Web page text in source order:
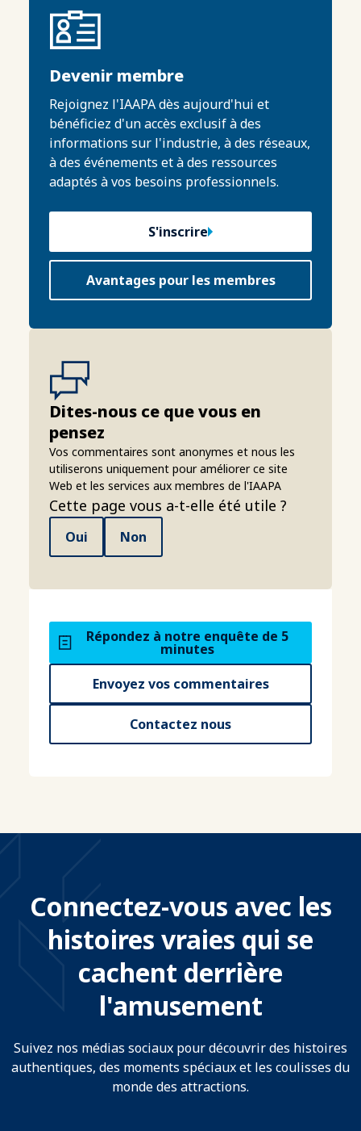
Devenir membre
Rejoignez l'IAAPA dès aujourd'hui et
bénéficiez d'un accès exclusif à des
informations sur l'industrie, à des réseaux,
à des événements et à des ressources
adaptés à vos besoins professionnels.
S'inscrire
Avantages pour les membres
Dites-nous ce que vous en
pensez
Vos commentaires sont anonymes et nous les
utiliserons uniquement pour améliorer ce site
Web et les services aux membres de l'IAAPA
Cette page vous a-t-elle été utile ?
Oui Non
Répondez à notre enquête de 5
minutes
Envoyez vos commentaires
Contactez nous
Connectez-vous avec les
histoires vraies qui se
cachent derrière
l'amusement
Suivez nos médias sociaux pour découvrir des histoires
authentiques, des moments spéciaux et les coulisses du
monde des attractions.